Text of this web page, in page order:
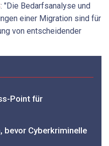
: "Die Bedarfsanalyse und
einer Migration sind für
von entscheidender
Point für
bevor ­Cyberkriminelle